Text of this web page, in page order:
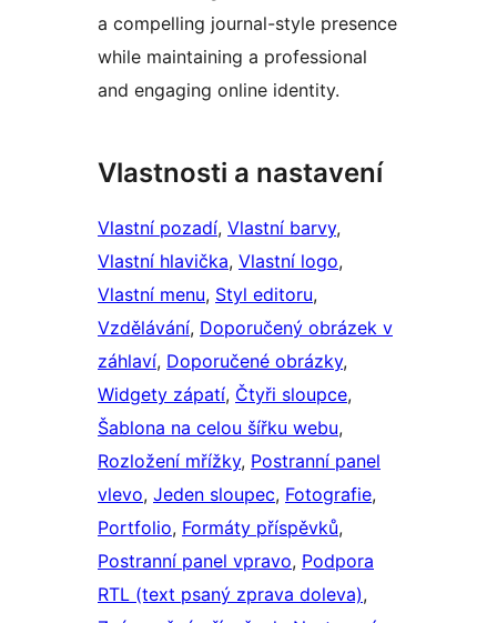
a compelling journal-style presence
while maintaining a professional
and engaging online identity.
Vlastnosti a nastavení
Vlastní pozadí, Vlastní barvy
Vlastní hlavička, Vlastní logo
Vlastní menu, Styl editoru
Vzdělávání, Doporučený obrázek v
záhlaví, Doporučené obrázky
Widgety zápatí, Čtyři sloupce
Šablona na celou šířku webu
Rozložení mřížky, Postranní panel
vlevo, Jeden sloupec, Fotografie
Portfolio, Formáty příspěvků
Postranní panel vpravo, Podpora
RTL (text psaný zprava doleva)